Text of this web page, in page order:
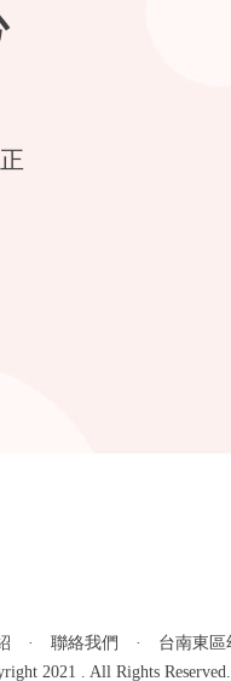
· 聯絡我們 · 台南東區
2021 . All Rights Reserved.